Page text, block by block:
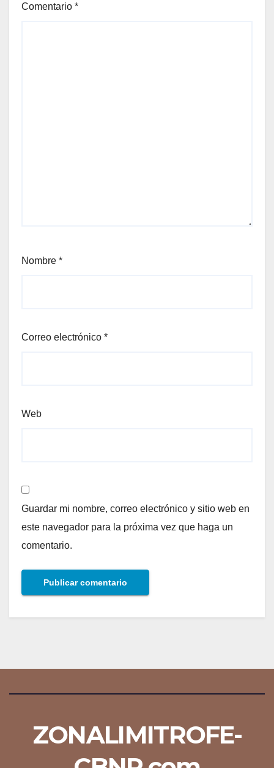
Comentario *
Nombre *
Correo electrónico *
Web
Guardar mi nombre, correo electrónico y sitio web en
este navegador para la próxima vez que haga un
comentario.
ZONALIMITROFE-